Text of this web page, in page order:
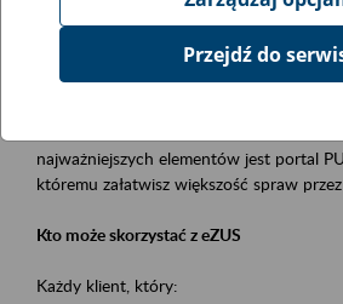
Opis wydarzenia
Platforma Usług Elektronicznych ZUS
najważniejszych elementów jest portal
któremu załatwisz większość spraw
Kto może skorzystać z eZUS
Każdy klient, który:
Przejdź do